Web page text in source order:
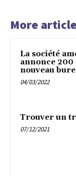
More
La société
annonce 200
nouveau
04/03/2022
Trouver un
07/12/2021